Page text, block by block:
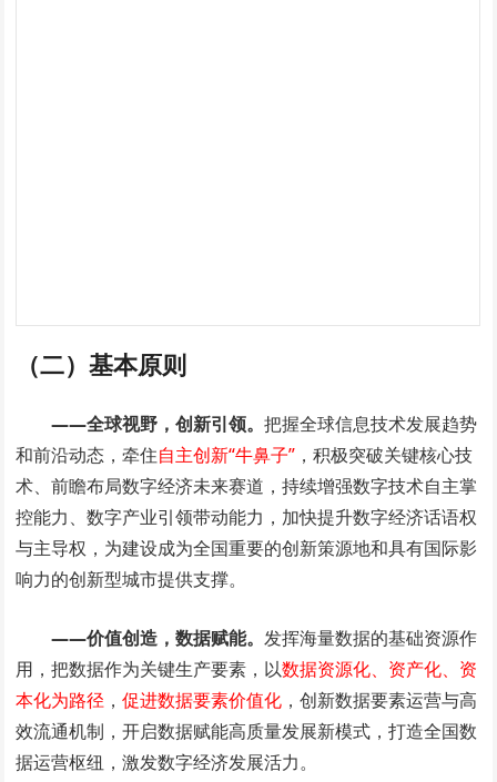
（二）基本原则
——全球视野，创新引领。把握全球信息技术发展趋势
和前沿动态，牵住自主创新“牛鼻子” ，积极突破关键核心技
术、前瞻布局数字经济未来赛道，持续增强数字技术自主掌
控能力、数字产业引领带动能力，加快提升数字经济话语权
与主导权，为建设成为全国重要的创新策源地和具有国际影
响力的创新型城市提供支撑。
——价值创造，数据赋能。发挥海量数据的基础资源作
用，把数据作为关键生产要素，以数据资源化、资产化、资
本化为路径 ，促进数据要素价值化 ，创新数据要素运营与高
效流通机制，开启数据赋能高质量发展新模式，打造全国数
据运营枢纽，激发数字经济发展活力。